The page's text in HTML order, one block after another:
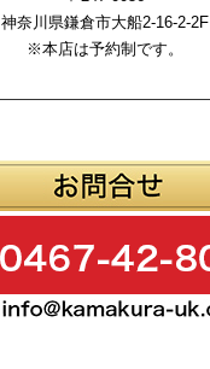
神奈川県鎌倉市大船2-16-2-2F
※本店は予約制です。